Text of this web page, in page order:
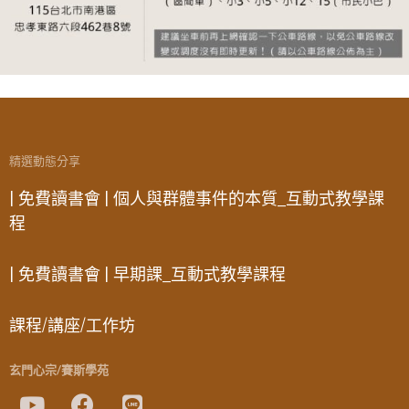
精選動態分享
| 免費讀書會 | 個人與群體事件的本質_互動式教學課
程
| 免費讀書會 | 早期課_互動式教學課程
課程/講座/工作坊
玄門心宗/賽斯學苑